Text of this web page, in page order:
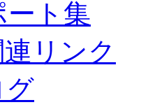
ート集
リンク
グ